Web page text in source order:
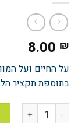
8.00 ₪
על החיים ועל
בתוספת תקציר